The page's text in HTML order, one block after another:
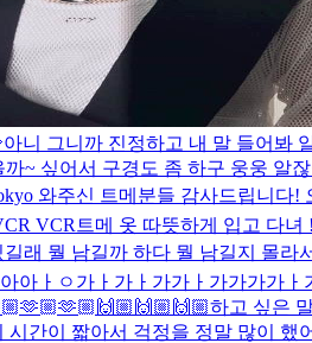
아니 그니까 진정하고 내 말 들어봐
~ 싶어서 구경도 좀 하구 웅웅 알
와주신 트메분들 감사드립니다!
VCR 트메 옷 따뜻하게 입고 다녀
래 뭘 남길까 하다 뭘 남길지 몰라
아ㅏㅇ가ㅏ가ㅏ가가ㅏ가가가가
하고 싶은
간이 짧아서 걱정을 정말 많이